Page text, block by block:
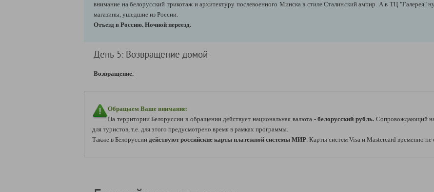
внимание на белорусский трикотаж и архитектуру послевоенного Минска в стиле Сталинский ампир. А в ТЦ "Галерея"
магазины, ушедшие из России.
Отъезд в Россию. Ночной переезд.
День 5: Возвращение домой
Возвращение.
Обращаем Ваше внимание:
На территории Белоруссии в обращении действует национальная валюта -белорусский рубль.Сопровождающий
для туристов, т.е. для этого предусмотрено время в рамках программы.
Также в Белоруссии действуют российские карты платежной системы МИР. Карты систем Visa и Mastercard временно